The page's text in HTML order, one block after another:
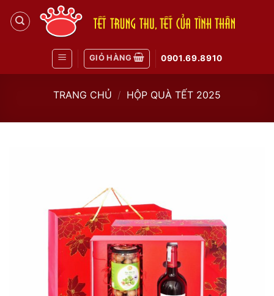
GIỎ HÀNG 0901.69.8910
TRANG CHỦ / HỘP QUÀ TẾT 2025